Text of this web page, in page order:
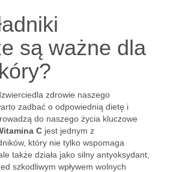
są ważne dla
zdrowie naszego
zadbać o odpowiednią dietę i
do naszego życia kluczowe
C jest jednym z
który nie tylko wspomaga
także działa jako silny antyoksydant,
szkodliwym wpływem wolnych